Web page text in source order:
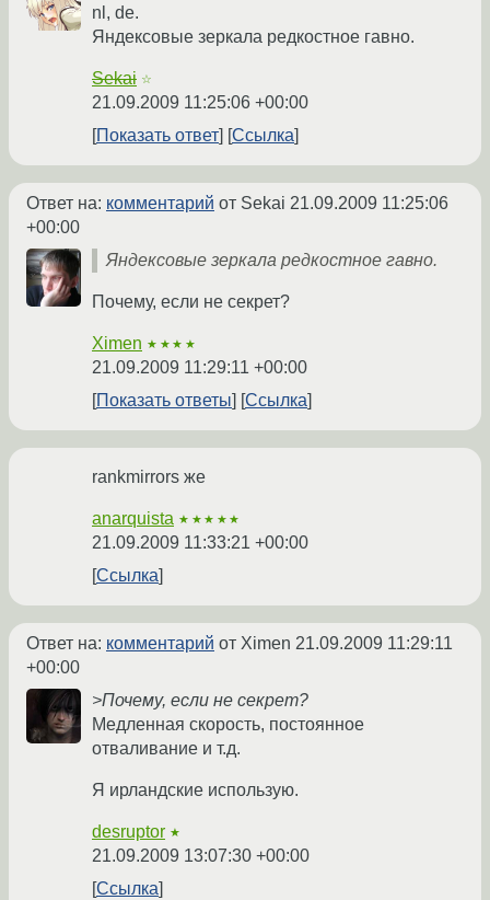
nl, de.
Яндексовые зеркала редкостное гавно.
Sekai ☆
21.09.2009 11:25:06 +00:00
Показать ответ
Ссылка
Ответ на: комментарий от Sekai 21.09.2009 11:25:06
+00:00
Яндексовые зеркала редкостное гавно.
Почему, если не секрет?
Ximen ★★★★
21.09.2009 11:29:11 +00:00
Показать ответы
Ссылка
rankmirrors же
anarquista ★★★★★
21.09.2009 11:33:21 +00:00
Ссылка
Ответ на: комментарий от Ximen 21.09.2009 11:29:11
+00:00
>Почему, если не секрет?
Медленная скорость, постоянное
отваливание и т.д.
Я ирландские использую.
desruptor ★
21.09.2009 13:07:30 +00:00
Ссылка